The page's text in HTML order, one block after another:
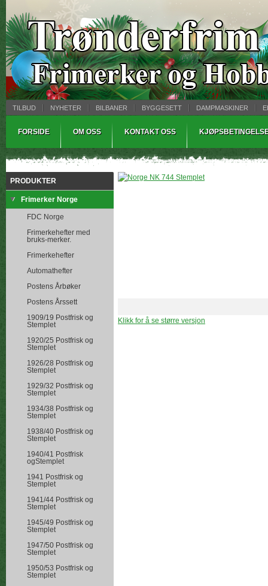
TILBUD NYHETER BILBANER BYGGESETT DAMPMASKINER
FORSIDE OM OSS KONTAKT OSS
PRODUKTER
Frimerker Norge
FDC Norge
Frimerkehefter med
bruks-merker.
Frimerkehefter
Automathefter
Postens Årbøker
Postens Årssett
1909/19 Postfrisk og
Stemplet
1920/25 Postfrisk og
Stemplet
1926/28 Postfrisk og
Stemplet
1929/32 Postfrisk og
Stemplet
1934/38 Postfrisk og
Stemplet
1938/40 Postfrisk og
Stemplet
1940/41 Postfrisk
ogStemplet
1941 Postfrisk og
Stemplet
1941/44 Postfrisk og
Stemplet
1945/49 Postfrisk og
Stemplet
1947/50 Postfrisk og
Stemplet
1950/53 Postfrisk og
Stemplet
Klikk for å se større versjon